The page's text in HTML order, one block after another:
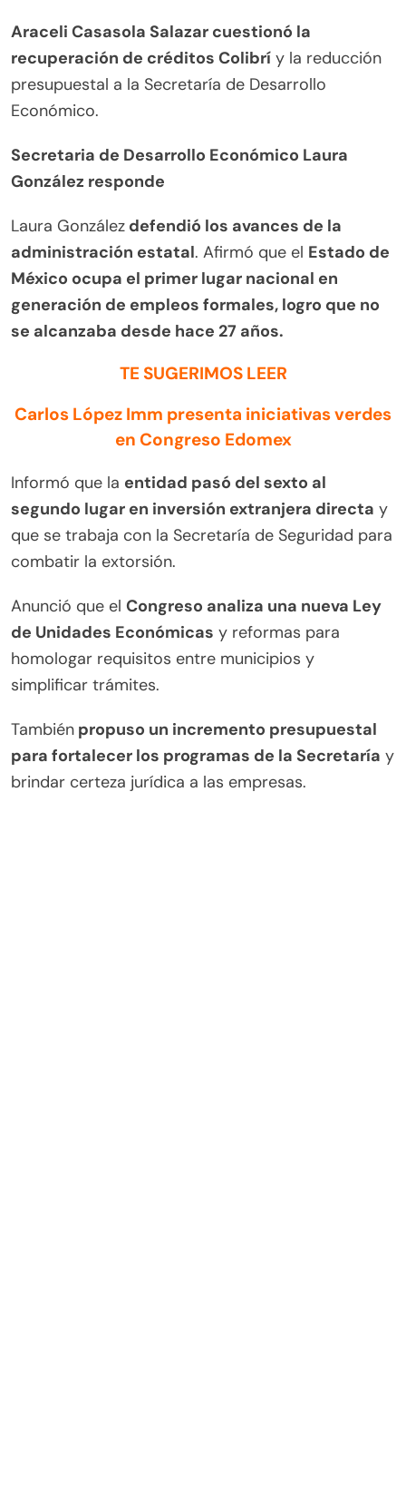
Araceli Casasola Salazar cuestionó la
recuperación de créditos Colibrí y la reducción
presupuestal a la Secretaría de Desarrollo
Económico.
Secretaria de Desarrollo Económico Laura
González responde
Laura González defendió los avances de la
administración estatal. Afirmó que el Estado de
México ocupa el primer lugar nacional en
generación de empleos formales, logro que no
se alcanzaba desde hace 27 años.
TE SUGERIMOS LEER
Carlos López Imm presenta iniciativas verdes
en Congreso Edomex
Informó que la entidad pasó del sexto al
segundo lugar en inversión extranjera directa y
que se trabaja con la Secretaría de Seguridad para
combatir la extorsión.
Anunció que el Congreso analiza una nueva Ley
de Unidades Económicas y reformas para
homologar requisitos entre municipios y
simplificar trámites.
También propuso un incremento presupuestal
para fortalecer los programas de la Secretaría y
brindar certeza jurídica a las empresas.